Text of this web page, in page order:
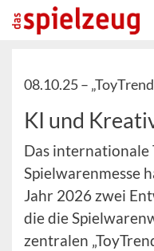
08.10.25 –
KI und
Das
Spielwarenmesse
Jahr 2026 zwei
die die
zentralen